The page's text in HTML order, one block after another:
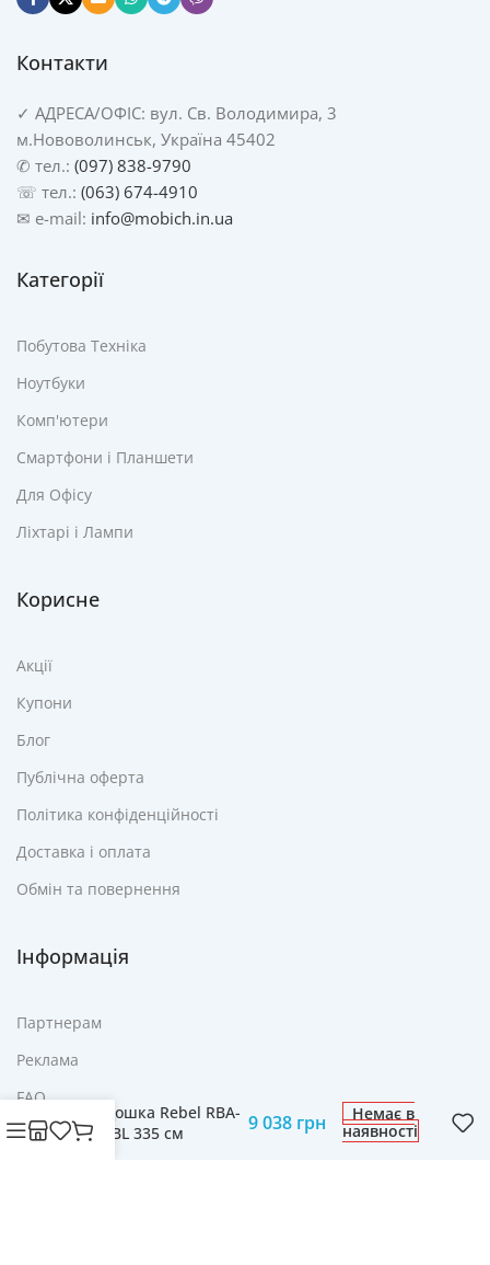
Контакти
✓ АДРЕСА/ОФІС: вул. Св. Володимира, 3
м.Нововолинськ, Україна 45402
✆ тел.: (097) 838-9790
☏ тел.: (063) 674-4910
✉ e-mail: info@mobich.in.ua
Категорії
Побутова Техніка
Ноутбуки
Комп'ютери
Смартфони і Планшети
Для Офісу
Ліхтарі і Лампи
Корисне
Акції
Купони
Блог
Публічна оферта
Політика конфіденційності
Доставка і оплата
Обмін та повернення
Інформація
Партнерам
Реклама
FAQ
Контакти
SUP-дошка Rebel RBA-
4507-BL 335 см
9 038 грн
Немає в
наявності